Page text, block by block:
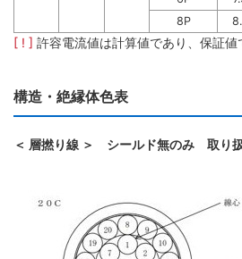
8P
[ ! ] 許容電流値は計算値であり、保証値
構造・絶縁体色表
＜ 層撚り線 ＞ シールド無のみ 取り